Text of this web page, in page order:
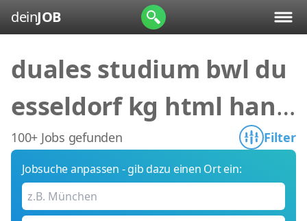
deinJOB
duales studium bwl du
esseldorf kg html hann
oversch münden
100+ Jobs gefunden Filter
Jobsuche anpassen - gib dazu einen Ort ein: